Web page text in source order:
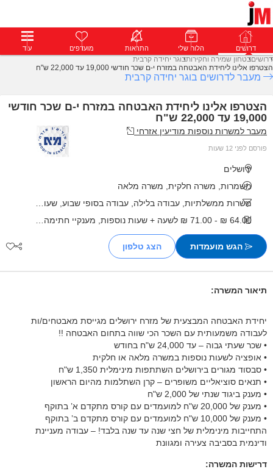
דרושים פרופילים הודעות פרימיום דרושים הלוח שלי התראות מועדפים עוד
דרושיםבטחון שמירה וחקירותבוגר יחידה קרבית
הצטרפו אלינו ליחידת האבטחה במזרח י-ם שכר חודשי 19,000 עד 22,000 ש"ח
מעבר לדרושים בוגר יחידה קרבית
הצטרפו אלינו ליחידת האבטחה במזרח י-ם שכר חודשי
19,000 עד 22,000 ש"ח
מעבר למשרות נוספות מודיעין אזרחי
פורסם לפני 12 שעות
ירושלים
משמרות, משרה חלקית, משרה מלאה
משרות ממשלתיות, עבודה בלילה, עבודה בסופי שבוע, שעות גמישות
64.00 ₪ - 71.00 ₪ לשעה + שעות נוספות, מענקיי חתימה ועוד
הגש מועמדות
תיאור המשרה:
יחידת האבטחה המבצעית של מזרח ירושלים מגייסת מאבטחים/ות
לעבודה משמעותית עם השכר הכי שווה בתחום האבטחה !!
• שכר שעתי גבוה – עד 24,000 ש"ח בחודש
• אופציה לשעות נוספות במשרה מלאה או חלקית
• סבסוד מגורים בירושלים השתתפות מינימלית 1,350 ש"ח
• תנאים סוציאליים משופרים – קרן השתלמות מהיום הראשון
• מענק ביגוד שנתי של 2,000 ש"ח
• מענק של 20,000 ש"ח למועמדים עם קורס מתקדם א’ בתוקף
• מענק של 10,000 ש"ח למועמדים עם קורס מתקדם ב’ בתוקף
התחייבות מינימלית של חצי שנה עד שנה בלבד! – עבודה מעניינת
ודינמית בסביבה צעירה ומגוונת
דרישות המשרה: